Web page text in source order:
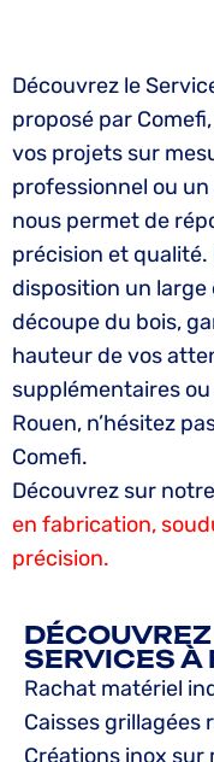
Découvrez le
proposé par
vos projets sur
professionnel ou
nous permet de
précision et
disposition un large
découpe du bois,
hauteur de vos
supplémentaires
Rouen, n’hésitez
Comefi.
Découvrez sur
en fabrication,
précision.
SERVICES À
Rachat matériel
Caisses grillagées
Créations inox sur